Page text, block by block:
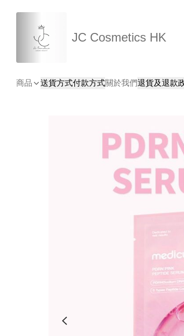
JC Cosmetics HK
商品 送貨方式付款方式關於我們退貨及退款